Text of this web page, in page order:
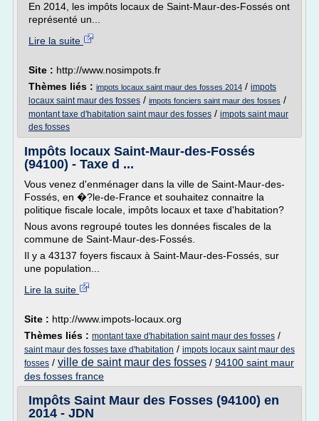
En 2014, les impôts locaux de Saint-Maur-des-Fossés ont
représenté un...
Lire la suite
Site : http://www.nosimpots.fr
Thèmes liés : impots locaux saint maur des fosses 2014 / impots
locaux saint maur des fosses / impots fonciers saint maur des fosses /
montant taxe d'habitation saint maur des fosses / impots saint maur
des fosses
Impôts locaux Saint-Maur-des-Fossés
(94100) - Taxe d ...
Vous venez d'enménager dans la ville de Saint-Maur-des-
Fossés, en �?le-de-France et souhaitez connaitre la
politique fiscale locale, impôts locaux et taxe d'habitation?
Nous avons regroupé toutes les données fiscales de la
commune de Saint-Maur-des-Fossés.
Il y a 43137 foyers fiscaux à Saint-Maur-des-Fossés, sur
une population...
Lire la suite
Site : http://www.impots-locaux.org
Thèmes liés : montant taxe d'habitation saint maur des fosses /
saint maur des fosses taxe d'habitation / impots locaux saint maur des
fosses / ville de saint maur des fosses / 94100 saint maur
des fosses france
Impôts Saint Maur des Fosses (94100) en
2014 - JDN